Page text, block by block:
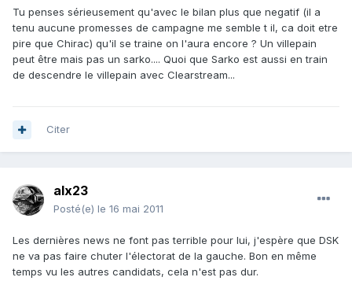
Tu penses sérieusement qu'avec le bilan plus que negatif (il a
tenu aucune promesses de campagne me semble t il, ca doit etre
pire que Chirac) qu'il se traine on l'aura encore ? Un villepain
peut être mais pas un sarko.... Quoi que Sarko est aussi en train
de descendre le villepain avec Clearstream...
Citer
alx23
Posté(e) le 16 mai 2011
Les dernières news ne font pas terrible pour lui, j'espère que DSK
ne va pas faire chuter l'électorat de la gauche. Bon en même
temps vu les autres candidats, cela n'est pas dur.